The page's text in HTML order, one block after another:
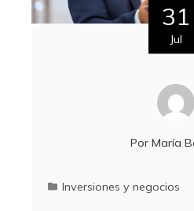
31
Jul
Por María
Inversiones y negocios